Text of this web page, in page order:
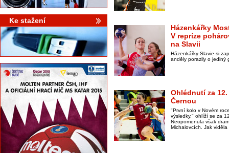
Ke stažení
Házenkářky
V repríze
na Slavii
Házenkářky Slavie si
anděly porazily o jediný
Ohlédnutí za
Černou
"První kolo v Novém
výsledky," ohlíží se za
Neopomenula však
Michalovcích. Jak